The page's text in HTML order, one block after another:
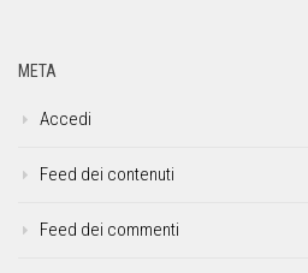
META
Accedi
Feed dei contenuti
Feed dei commenti